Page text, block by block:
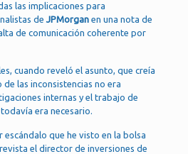
las implicaciones para
de JPMorgan en una nota de
de comunicación coherente por
cuando reveló el asunto, que creía
las inconsistencias no era
internas y el trabajo de
era necesario.
escándalo que he visto en la bolsa
el director de inversiones de